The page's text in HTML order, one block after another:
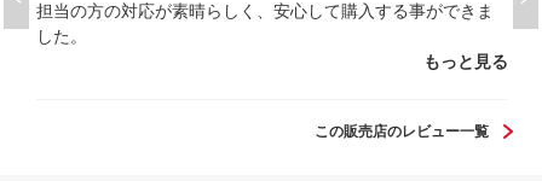
担当の方の対応が素晴らしく、安心して購入する事ができま
した。
もっと見る
この販売店のレビュー一覧